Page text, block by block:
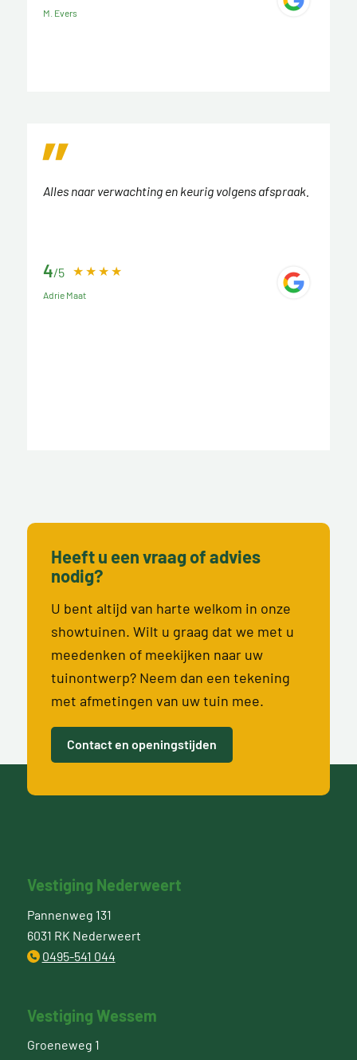
M. Evers
Alles naar verwachting en keurig volgens afspraak.
4/5
Adrie Maat
Heeft u een vraag of advies
nodig?
U bent altijd van harte welkom in onze
showtuinen. Wilt u graag dat we met u
meedenken of meekijken naar uw
tuinontwerp? Neem dan een tekening
met afmetingen van uw tuin mee.
Contact en openingstijden
Vestiging Nederweert
Pannenweg 131
6031 RK Nederweert
0495-541 044
Vestiging Wessem
Groeneweg 1